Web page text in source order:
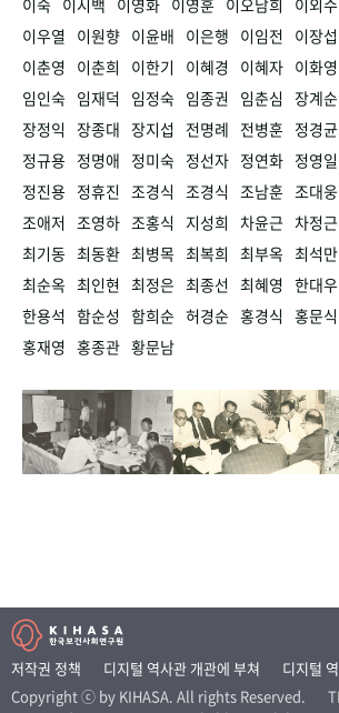
이숙 이시백 이영화 이영훈 이오남희 이외수
이우열
이원향 이윤배 이은행 이임전 이장섭
이춘영
이춘희 이한기 이혜경 이혜자 이화영
임인숙 임재덕 임정숙 임종권 임춘심 장계순
장정익 장종대 장지섭 전명례 전병훈 정경균
정규용 정명애 정미숙 정선자 정연화 정영일
정진용 정휴진 조경식 조경식 조남훈 조대웅
조애저 조영하 조홍식 지성희 차윤근 차정근
최기동 최동환 최병목 최복희 최부옥 최석만
최순옥 최인현 최정은 최종선 최혜영 한대우
한용석 함순성 함희순 허경순 홍경식 홍문식
홍재영 홍종관 황문남
저작권 정책 디지털 역사관 개관에 부쳐
디지털
Copyright ⓒ by KIHASA. All rights Reserved.